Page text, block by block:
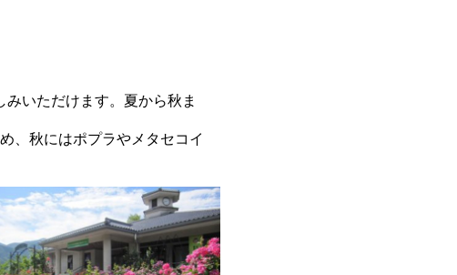
いただけます。夏から秋ま
、秋にはポプラやメタセコイ